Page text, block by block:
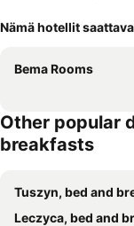
Nämä hotellit
Bema Rooms
Other popular
breakfasts
Tuszyn, bed and
Leczyca, bed and